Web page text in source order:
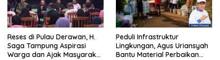
Reses di Pulau Derawan, H.
Saga Tampung Aspirasi
Warga dan Ajak Masyarakat
Peduli Infrastruktur
Lingkungan, Agus Uriansyah
Bantu Material Perbaikan